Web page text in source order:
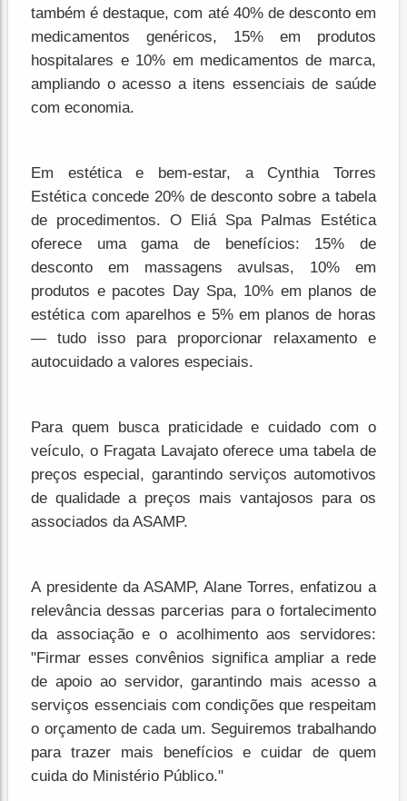
também é destaque, com até 40% de desconto em
medicamentos genéricos, 15% em produtos
hospitalares e 10% em medicamentos de marca,
ampliando o acesso a itens essenciais de saúde
com economia.
Em estética e bem-estar, a Cynthia Torres
Estética concede 20% de desconto sobre a tabela
de procedimentos. O Eliá Spa Palmas Estética
oferece uma gama de benefícios: 15% de
desconto em massagens avulsas, 10% em
produtos e pacotes Day Spa, 10% em planos de
estética com aparelhos e 5% em planos de horas
— tudo isso para proporcionar relaxamento e
autocuidado a valores especiais.
Para quem busca praticidade e cuidado com o
veículo, o Fragata Lavajato oferece uma tabela de
preços especial, garantindo serviços automotivos
de qualidade a preços mais vantajosos para os
associados da ASAMP.
A presidente da ASAMP, Alane Torres, enfatizou a
relevância dessas parcerias para o fortalecimento
da associação e o acolhimento aos servidores:
"Firmar esses convênios significa ampliar a rede
de apoio ao servidor, garantindo mais acesso a
serviços essenciais com condições que respeitam
o orçamento de cada um. Seguiremos trabalhando
para trazer mais benefícios e cuidar de quem
cuida do Ministério Público."